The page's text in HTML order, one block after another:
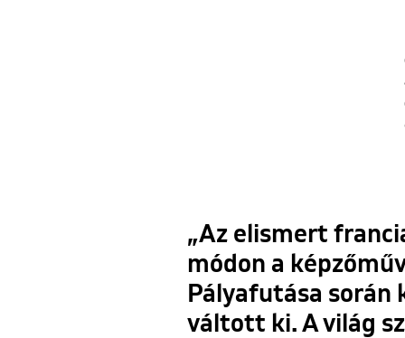
„Az elismert
módon a
Pályafutása
váltott ki. A világ